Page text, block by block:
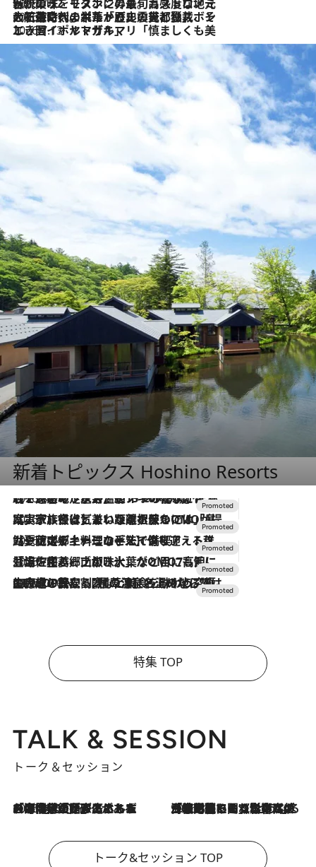
2026.7.22
伝統の味をモダンに昇華。高感度な地元客が集う、リスボンの最旬ガストロノミー
2026.7.21
大航海時代の栄華から、震災、独裁、そして革命へ。ポルトガル・首都リスボンの石畳に刻まれた「歴史の光と影」
2026.7.13
エッセイ・ヤマザキマリ「慎ましくも美しき国 ポルトガル」
新着トピックス Hoshino Resorts
2026.8.7
【トンボの足水浴】ヒノキの香りに包まれて涼感マックス！約13℃の湧水かけ流しを避暑地「星野温泉 トンボの湯」で体験
2026.7.31
【ホテル帰省】という選択肢をOMOが提案。家族とほどよい距離を保つには「昼は実家、夜は気兼ねなくホテルで！」
2026.7.24
【夏限定ディナーコース】旬を迎える稚鮎や花ズッキーニなどをイタリア・トスカーナの郷土料理の手法で満喫！
2026.7.17
「土佐和ハーブかき氷」がOMO7高知に登場！生姜、山椒、大葉など目にも舌にも涼を呼ぶ郷土の味
2026.7.10
NEW OPEN！【界 草津】名湯の地に誕生。趣の異なる2種の温泉と上州ならではの会席・蕎麦割烹など美食を味わう究極の癒やし旅
特集 TOP
TALK & SESSION
トーク＆セッション
2026.8.3
「今後値上げがあるとすれば…」「リスクがあるのは今年の冬」エネルギー専門家が語る、ホルムズ海峡封鎖が家庭にもたらす“ある心配” 2026.8.3
「住宅建てられない…」「サーチャージ料の高値が続いている」ホルムズ海峡封鎖による影響はいつまで続く？《エネルギー専門家に聞く“どうなる日本の暮らし”》
トーク&セッション TOP